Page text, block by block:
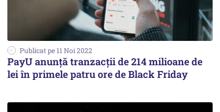
Publicat pe 11 Noi 2022
PayU anunță tranzacții de 214 milioane de
lei în primele patru ore de Black Friday